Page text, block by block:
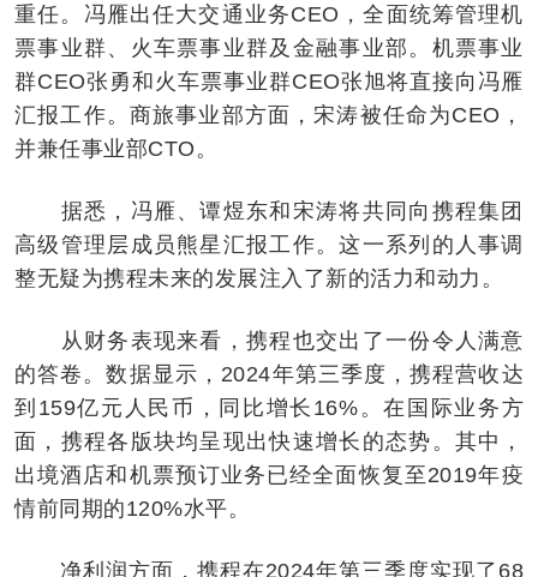
重任。冯雁出任大交通业务CEO，全面统筹管理机
票事业群、火车票事业群及金融事业部。机票事业
群CEO张勇和火车票事业群CEO张旭将直接向冯雁
汇报工作。商旅事业部方面，宋涛被任命为CEO，
并兼任事业部CTO。
据悉，冯雁、谭煜东和宋涛将共同向携程集团
高级管理层成员熊星汇报工作。这一系列的人事调
整无疑为携程未来的发展注入了新的活力和动力。
从财务表现来看，携程也交出了一份令人满意
的答卷。数据显示，2024年第三季度，携程营收达
到159亿元人民币，同比增长16%。在国际业务方
面，携程各版块均呈现出快速增长的态势。其中，
出境酒店和机票预订业务已经全面恢复至2019年疫
情前同期的120%水平。
净利润方面，携程在2024年第三季度实现了68